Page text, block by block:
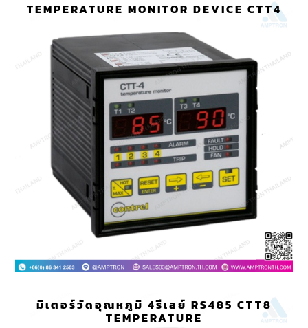
TEMPERATURE MONITOR DEVICE CTT4
มิเตอร์วัดอุณหภูมิ 4รีเลย์ RS485 CTT8
TEMPERATURE